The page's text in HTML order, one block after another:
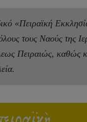
«Πειραϊκή
τους Ναούς της
Πειραιώς, καθώς